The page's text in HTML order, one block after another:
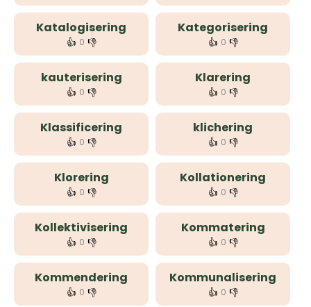
Katalogisering
👍 0 👎
Kategorisering
👍 0 👎
kauterisering
👍 0 👎
Klarering
👍 0 👎
Klassificering
👍 0 👎
klichering
👍 0 👎
Klorering
👍 0 👎
Kollationering
👍 0 👎
Kollektivisering
👍 0 👎
Kommatering
👍 0 👎
Kommendering
👍 0 👎
Kommunalisering
👍 0 👎